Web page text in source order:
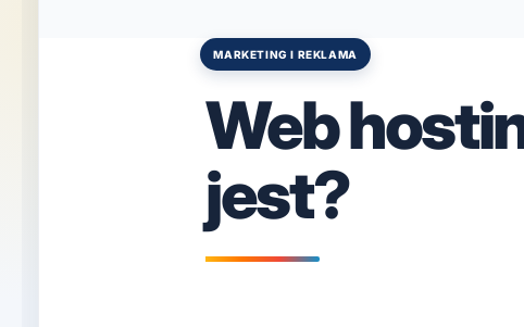
Posted
MARKETING I REKLAMA
Web
jest?